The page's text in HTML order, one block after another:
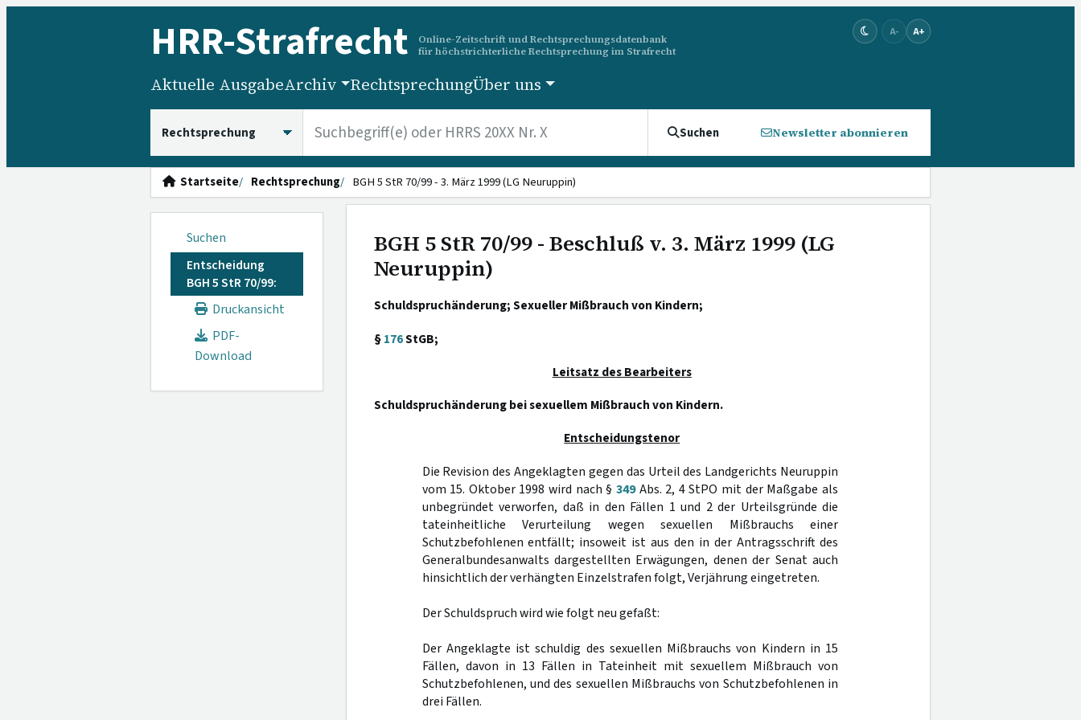
HRR-Strafrecht
Online-Zeitschrift und Rechtsprechungsdatenbank
für höchstrichterliche Rechtsprechung im Strafrecht
A- A+
Aktuelle AusgabeArchiv RechtsprechungÜber uns
Suchen Newsletter abonnieren
Startseite Rechtsprechung BGH 5 StR 70/99 - 3. März 1999 (LG Neuruppin)
Suchen
Entscheidung
BGH 5 StR 70/99:
Druckansicht
PDF-
Download
BGH 5 StR 70/99 - Beschluß v. 3. März 1999 (LG
Neuruppin)
Schuldspruchänderung; Sexueller Mißbrauch von Kindern;
§176StGB;
Leitsatz des Bearbeiters
Schuldspruchänderung bei sexuellem Mißbrauch von Kindern.
Entscheidungstenor
Die Revision des Angeklagten gegen das Urteil des Landgerichts Neuruppin
vom 15. Oktober 1998 wird nach § 349Abs. 2, 4 StPO mit der Maßgabe als
unbegründet verworfen, daß in den Fällen 1 und 2 der Urteilsgründe die
tateinheitliche Verurteilung wegen sexuellen Mißbrauchs einer
Schutzbefohlenen entfällt; insoweit ist aus den in der Antragsschrift des
Generalbundesanwalts dargestellten Erwägungen, denen der Senat auch
hinsichtlich der verhängten Einzelstrafen folgt, Verjährung eingetreten.
Der Schuldspruch wird wie folgt neu gefaßt:
Der Angeklagte ist schuldig des sexuellen Mißbrauchs von Kindern in 15
Fällen, davon in 13 Fällen in Tateinheit mit sexuellem Mißbrauch von
Schutzbefohlenen, und des sexuellen Mißbrauchs von Schutzbefohlenen in
drei Fällen.